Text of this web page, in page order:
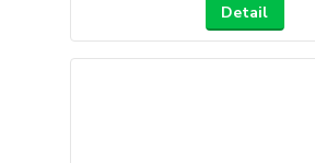
Detail